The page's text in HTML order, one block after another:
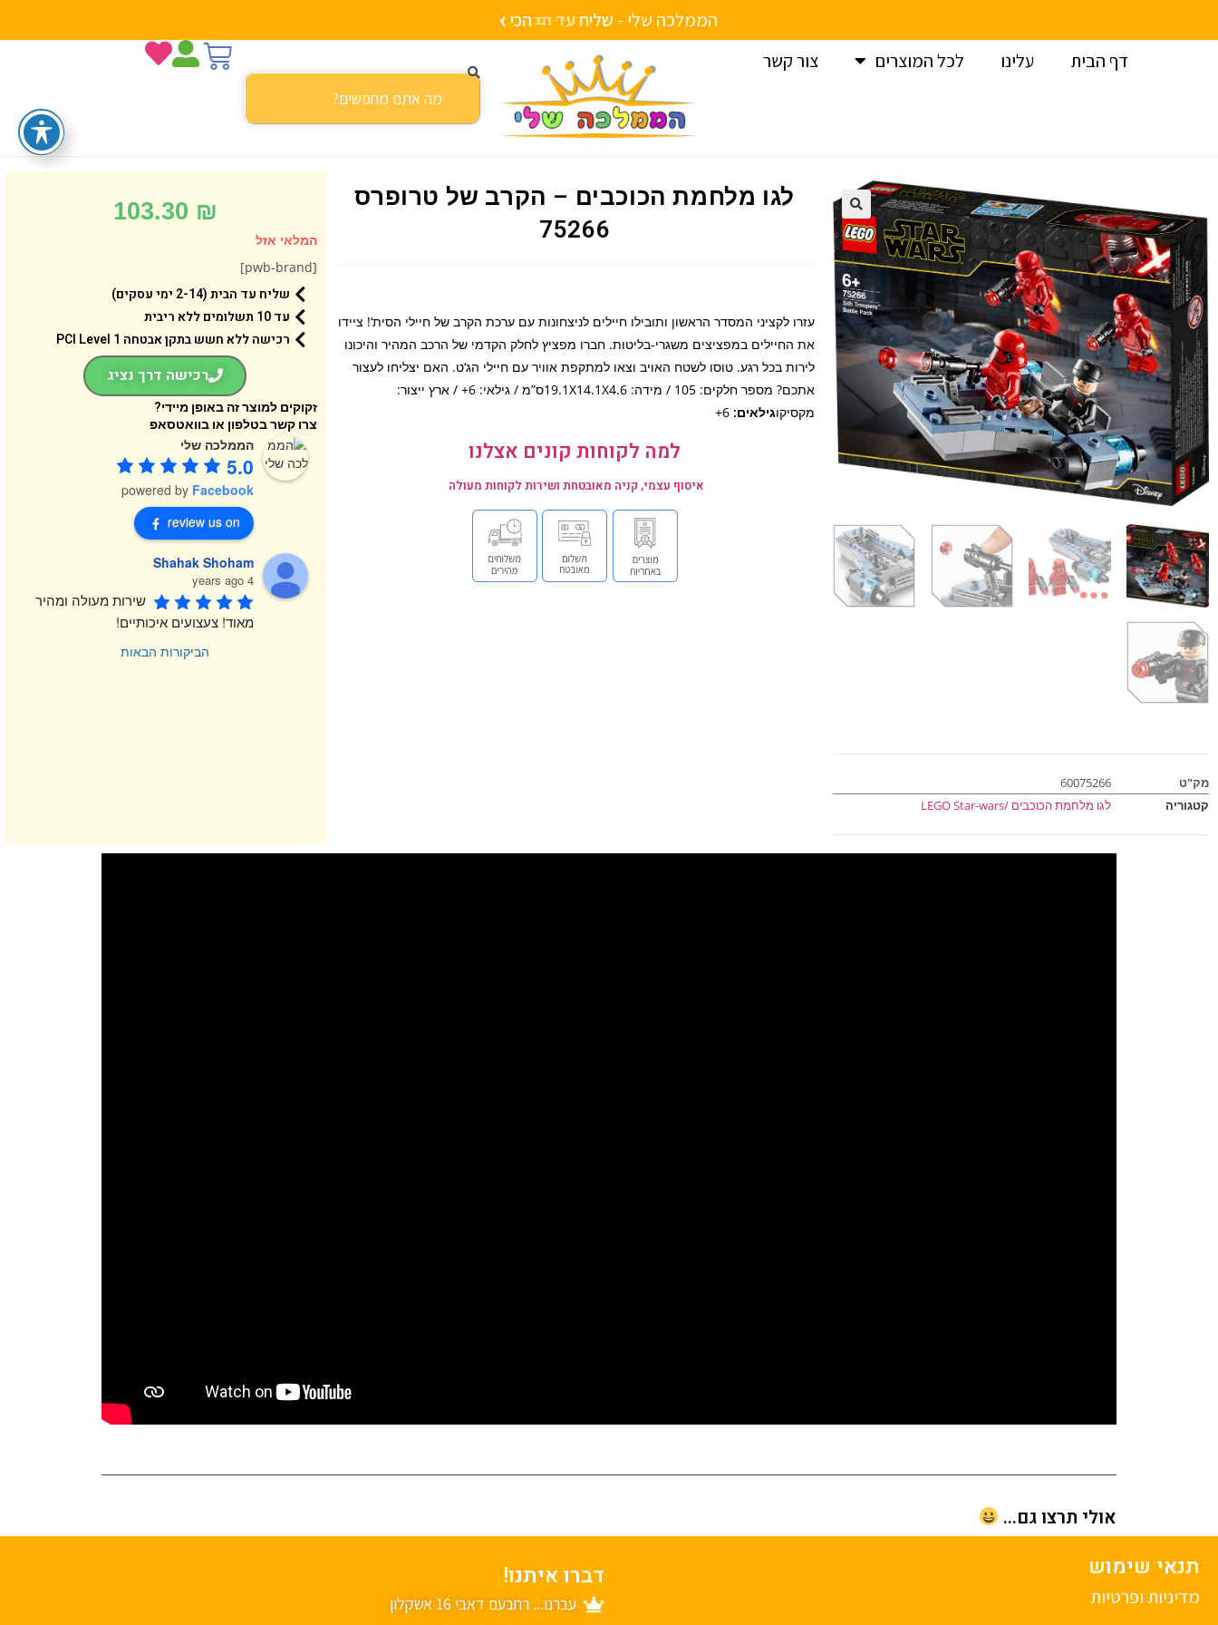
הממלכה שלי -שליחעדהבית
דף הבית
עלינו לכל המוצרים צור קשר
מק"ט
60075266
קטגוריה
לגו מלחמת הכוכבים /LEGO Star-wars
לגו מלחמת הכוכבים – הקרב של טרופרס
75266
עזרו לקציני המסדר הראשון ותובילו חיילים לניצחונות עם ערכת הקרב של חיילי הסית‘‎‎‎‎‎‎‎‎‎‎‎‎‎‎‎‎‎‎! ציידו
את החיילים במפציצים משגרי-בליטות. חברו מפציץ לחלק הקדמי של הרכב המהיר והיכונו
לירות בכל רגע. טוסו לשטח האויב וצאו למתקפת אוויר עם חיילי הג‘ט. האם יצליחו לעצור
אתכם? מספר חלקים: 105 / מידה: 19.1X14.1X4.6ס”מ / גילאי: 6+ / ארץ ייצור:
מקסיקוגילאים: 6+
למה לקוחות קונים אצלנו
איסוף עצמי, קניה מאובטחת ושירות לקוחות מעולה
103.30 ₪
המלאי אזל
[pwb-brand]
שליח עד הבית (2-14 ימי עסקים)
עד 10 תשלומים ללא ריבית
רכישה ללא חשש בתקן אבטחה 1 PCI Level
רכישה דרך נציג
זקוקים למוצר זה באופן מיידי?
צרו קשר בטלפון או בוואטסאפ
הממלכה שלי
5.0
powered by Facebook
review us on
Shahak Shoham
4 years ago
מאוד! צעצועים איכותיים!
הביקורות הבאות
אולי תרצו גם...
תנאי שימוש
מדיניות ופרטיות
דברו איתנו!
עברנו... רחבעם דאבי 16 אשקלון